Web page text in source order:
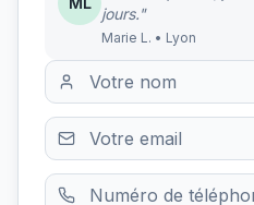
jours."
Marie L. • Lyon